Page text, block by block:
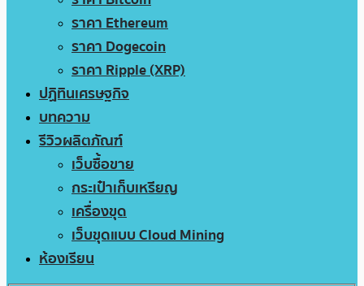
ราคา Ethereum
ราคา Dogecoin
ราคา Ripple (XRP)
ปฏิทินเศรษฐกิจ
บทความ
รีวิวผลิตภัณฑ์
เว็บซื้อขาย
กระเป๋าเก็บเหรียญ
เครื่องขุด
เว็บขุดแบบ Cloud Mining
ห้องเรียน